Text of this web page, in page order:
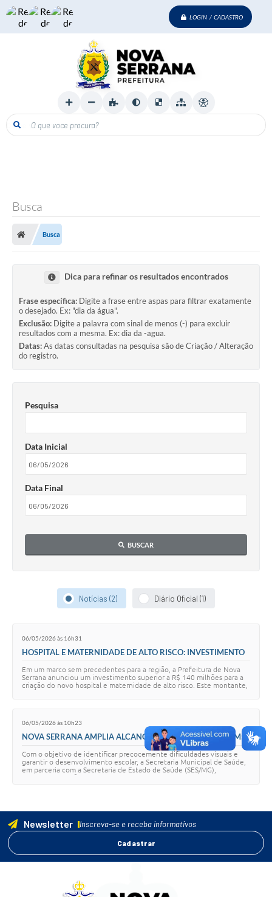
LOGIN / CADASTRO
O que voce procura?
Busca
Busca
Dica para refinar os resultados encontrados
Frase específica: Digite a frase entre aspas para filtrar exatamente
o desejado. Ex: "dia da água".
Exclusão: Digite a palavra com sinal de menos (-) para excluir
resultados com a mesma. Ex: dia da -agua.
Datas:As datas consultadas na pesquisa são de Criação / Alteração
do registro.
Pesquisa
Data Inicial
Data Final
BUSCAR
Notícias (2) Diário Oficial (1)
06/05/2026 às 16h31
HOSPITAL E MATERNIDADE DE ALTO RISCO: INVESTIMENTO
Em um marco sem precedentes para a região, a Prefeitura de Nova
Serrana anunciou um investimento superior a R$ 140 milhões para a
criação do novo hospital e maternidade de alto risco. Este montante,
06/05/2026 às 10h23
NOVA SERRANA AMPLIA ALCANCE DO PROJETO MIGUILIM:
QUASE 1.700 ALUNOS RECEBERÃO TRIAGEM OCULAR EM
DIVERSAS ESCOLAS
Com o objetivo de identificar precocemente dificuldades visuais e
garantir o desenvolvimento escolar, a Secretaria Municipal de Saúde,
em parceria com a Secretaria de Estado de Saúde (SES/MG),
Newsletter Inscreva-se e receba informativos
Cadastrar